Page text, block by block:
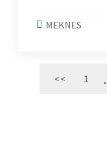
MEKNES
<< 1